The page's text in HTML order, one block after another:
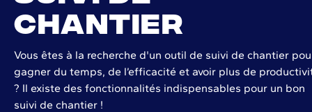
chantier
Vous êtes à la recherche d'un outil de suivi de chantier
gagner du temps, de l’efficacité et avoir plus de
? Il existe des fonctionnalités indispensables pour un bon
suivi de chantier !